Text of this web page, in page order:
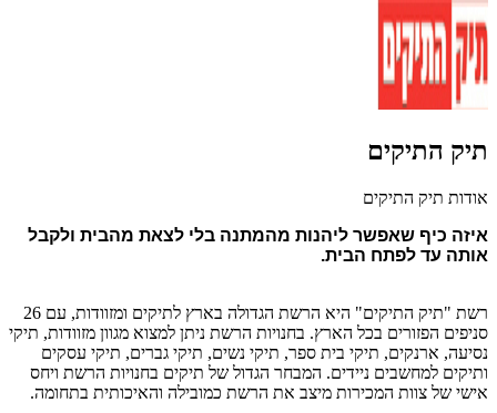
תיק התיקים
אודות תיק התיקים
אותה עד לפתח הבית.
רשת "תיק התיקים" היא הרשת הגדולה בארץ לתיקים ומזוודות, עם 26
סניפים הפזורים בכל הארץ. בחנויות הרשת ניתן למצוא מגוון מזוודות, תיקי
נסיעה, ארנקים, תיקי בית ספר, תיקי נשים, תיקי גברים, תיקי עסקים
ותיקים למחשבים ניידים. המבחר הגדול של תיקים בחנויות הרשת ויחס
אישי של צוות המכירות מיצב את הרשת כמובילה והאיכותית בתחומה.